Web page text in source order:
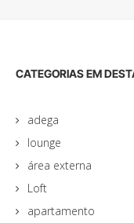
CATEGORIAS EM
adega
lounge
área externa
Loft
apartamento